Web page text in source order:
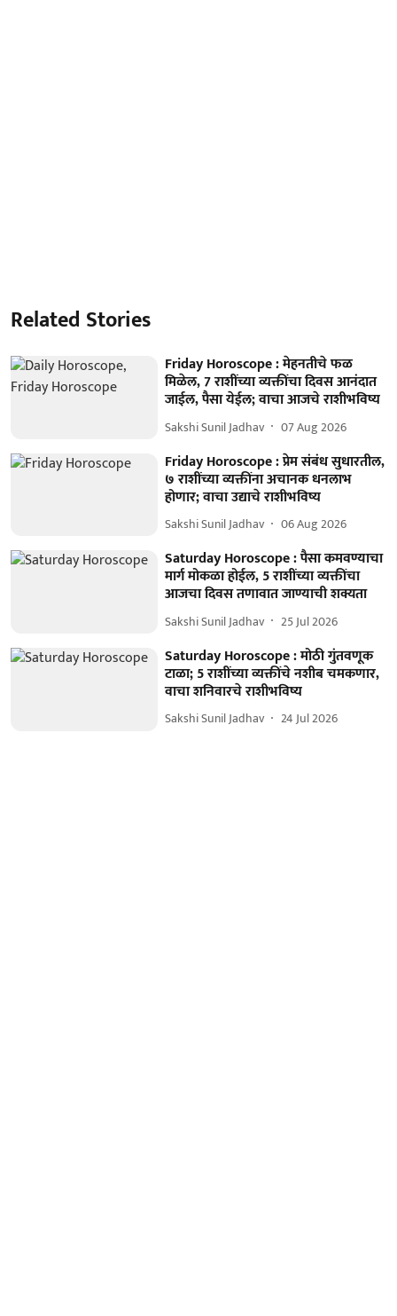
Related Stories
Friday Horoscope : मेहनतीचे फळ
मिळेल, 7 राशींच्या व्यक्तींचा दिवस आनंदात
जाईल, पैसा येईल; वाचा आजचे राशीभविष्य
Sakshi Sunil Jadhav 07 Aug 2026
Friday Horoscope : प्रेम संबंध सुधारतील,
७ राशींच्या व्यक्तींना अचानक धनलाभ
होणार; वाचा उद्याचे राशीभविष्य
Sakshi Sunil Jadhav 06 Aug 2026
Saturday Horoscope : पैसा कमवण्याचा
मार्ग मोकळा होईल, 5 राशींच्या व्यक्तींचा
आजचा दिवस तणावात जाण्याची शक्यता
Sakshi Sunil Jadhav 25 Jul 2026
Saturday Horoscope : मोठी गुंतवणूक
टाळा; 5 राशींच्या व्यक्तींचे नशीब चमकणार,
वाचा शनिवारचे राशीभविष्य
Sakshi Sunil Jadhav 24 Jul 2026